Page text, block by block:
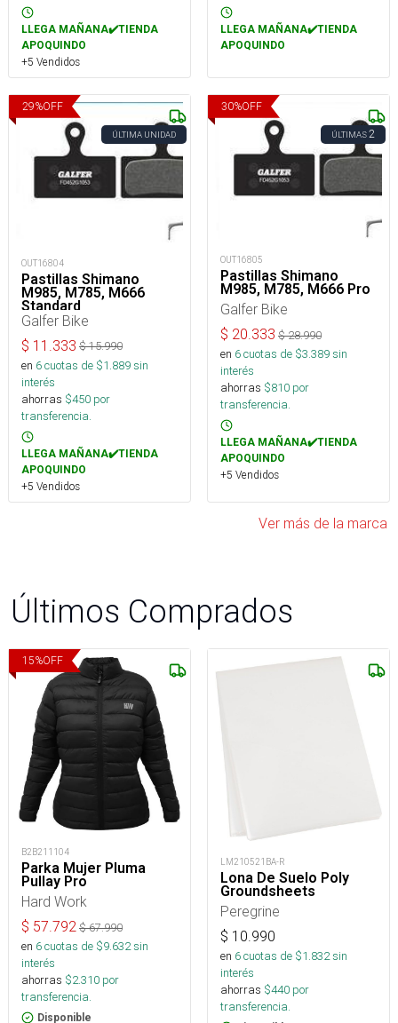
LLEGA MAÑANA✔️TIENDA
APOQUINDO
+5 Vendidos
LLEGA MAÑANA✔️TIENDA
APOQUINDO
29%OFF
ÚLTIMA UNIDAD
OUT16804
Pastillas Shimano
M985, M785, M666
Standard
Galfer Bike
$ 11.333 $15.990
en 6cuotas de $1.889sin
interés
ahorras $450 por
transferencia.
LLEGA MAÑANA✔️TIENDA
APOQUINDO
+5 Vendidos
30%OFF
ÚLTIMAS2
OUT16805
Pastillas Shimano
M985, M785, M666 Pro
Galfer Bike
$ 20.333 $28.990
en 6cuotas de $3.389sin
interés
ahorras $810 por
transferencia.
LLEGA MAÑANA✔️TIENDA
APOQUINDO
+5 Vendidos
Ver más de la marca
Últimos Comprados
15%OFF
B2B211104
Parka Mujer Pluma
Pullay Pro
Hard Work
$ 57.792 $67.990
en 6cuotas de $9.632sin
interés
ahorras $2.310 por
transferencia.
Disponible
LM210521BA-R
Lona De Suelo Poly
Groundsheets
Peregrine
$ 10.990
en 6cuotas de $1.832sin
interés
ahorras $440 por
transferencia.